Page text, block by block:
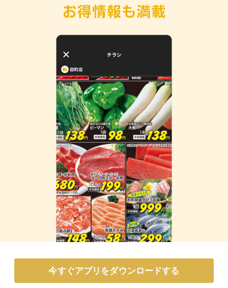
今すぐアプリをダウンロードする